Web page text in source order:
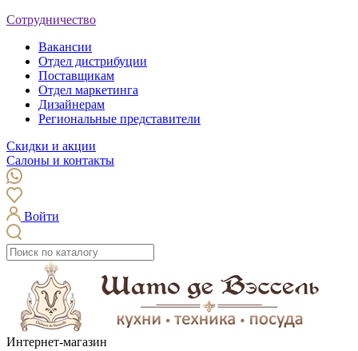
Сотрудничество
Вакансии
Отдел дистрибуции
Поставщикам
Отдел маркетинга
Дизайнерам
Региональные представители
Скидки и акции
Салоны и контакты
Войти
Интернет-магазин